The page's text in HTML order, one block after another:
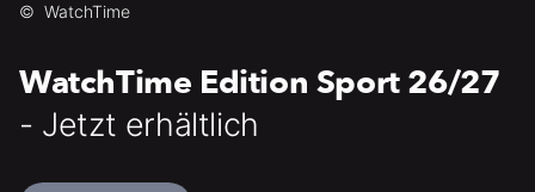
© WatchTime
WatchTime Edition Sport 26/27
- Jetzt erhältlich